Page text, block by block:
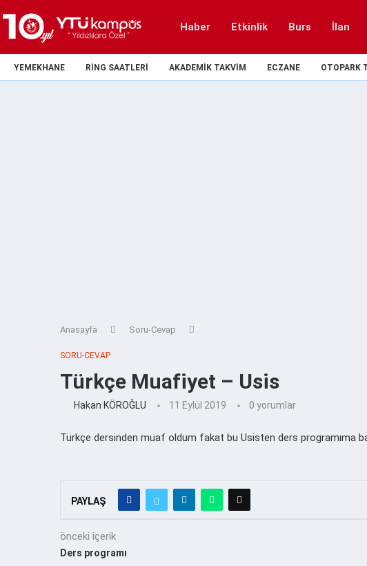
Haber Etkinlik Burs İlan
YEMEKHANE RING SAATLERI AKADEMIK TAKVIM ECZANE OTOPARK
Anasayfa Soru-Cevap
SORU-CEVAP
Türkçe Muafiyet – Usis
Hakan KÖROĞLU 11 Eylül 2019 0 yorumlar
Türkçe dersinden muaf oldum fakat bu Usisten ders programıma
PAYLAŞ
önceki içerik
Ders programı